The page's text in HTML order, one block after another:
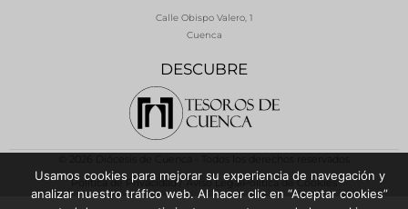
DESCUBRE
Calle Obispo Valero, 1
Cuenca
Política de Privacidad / Aviso LegalPolítica de Cookies
Usamos cookies para mejorar su experiencia de navegación y
analizar nuestro tráfico web. Al hacer clic en “Aceptar cookies”